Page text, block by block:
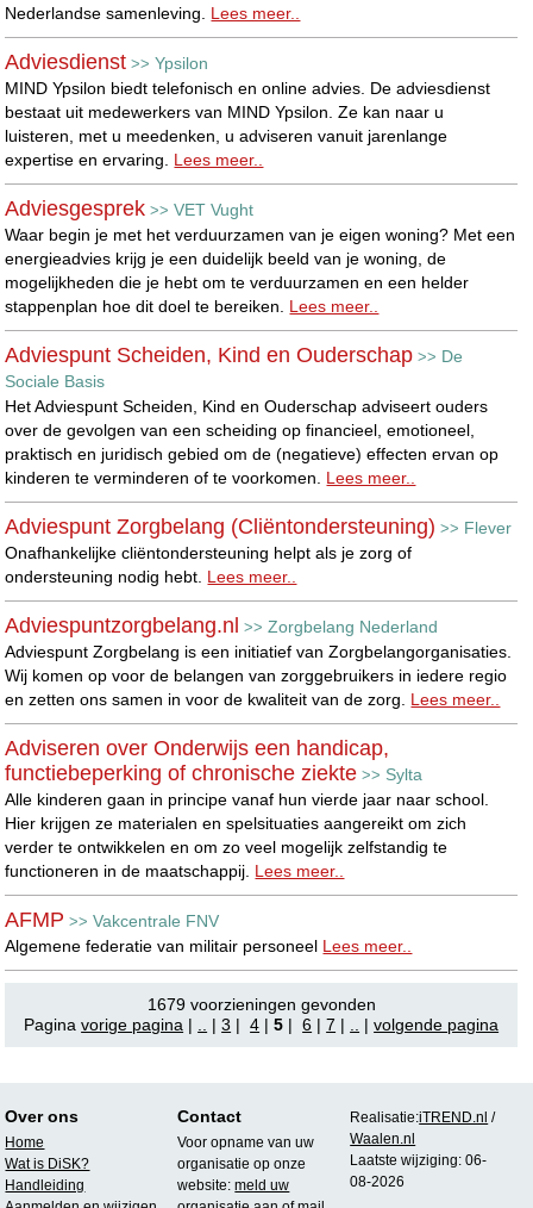
Nederlandse samenleving. Lees meer..
Adviesdienst >>Ypsilon
MIND Ypsilon biedt telefonisch en online advies. De adviesdienst
bestaat uit medewerkers van MIND Ypsilon. Ze kan naar u
luisteren, met u meedenken, u adviseren vanuit jarenlange
expertise en ervaring. Lees meer..
Adviesgesprek >>VET Vught
Waar begin je met het verduurzamen van je eigen woning? Met een
energieadvies krijg je een duidelijk beeld van je woning, de
mogelijkheden die je hebt om te verduurzamen en een helder
stappenplan hoe dit doel te bereiken. Lees meer..
Adviespunt Scheiden, Kind en Ouderschap >> De
Sociale Basis
Het Adviespunt Scheiden, Kind en Ouderschap adviseert ouders
over de gevolgen van een scheiding op financieel, emotioneel,
praktisch en juridisch gebied om de (negatieve) effecten ervan op
kinderen te verminderen of te voorkomen. Lees meer..
Adviespunt Zorgbelang (Cliëntondersteuning) >> Flever
Onafhankelijke cliëntondersteuning helpt als je zorg of
ondersteuning nodig hebt. Lees meer..
Adviespuntzorgbelang.nl >>Zorgbelang Nederland
Adviespunt Zorgbelang is een initiatief van Zorgbelangorganisaties.
Wij komen op voor de belangen van zorggebruikers in iedere regio
en zetten ons samen in voor de kwaliteit van de zorg. Lees meer..
Adviseren over Onderwijs een handicap,
functiebeperking of chronische ziekte >> Sylta
Alle kinderen gaan in principe vanaf hun vierde jaar naar school.
Hier krijgen ze materialen en spelsituaties aangereikt om zich
verder te ontwikkelen en om zo veel mogelijk zelfstandig te
functioneren in de maatschappij. Lees meer..
AFMP >>Vakcentrale FNV
Algemene federatie van militair personeel Lees meer..
1679 voorzieningen gevonden
Pagina vorige pagina | |3 | 4 |5 | 6 |7 | |volgende pagina
Over ons
Home
Wat is DiSK?
Handleiding
Contact
Voor opname van uw
organisatie op onze
website:meld uw
Realisatie:iTREND.nl /
Waalen.nl
Laatste wijziging: 06-
08-2026